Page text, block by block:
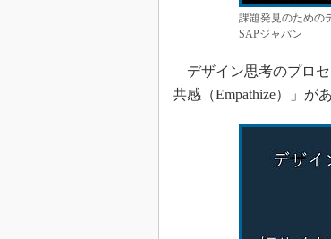
課題発見のための
SAPジャパン
デザイン思考のプロセ
共感（Empathize）」が